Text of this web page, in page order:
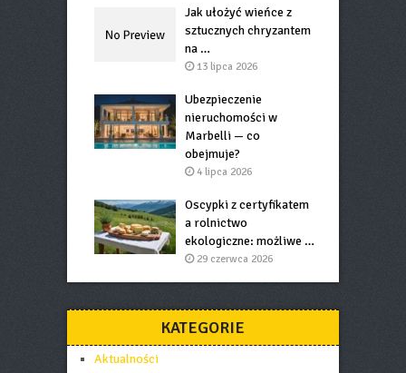
Jak ułożyć wieńce z
sztucznych chryzantem
na …
13 lipca 2026
Ubezpieczenie
nieruchomości w
Marbelli — co
obejmuje?
4 lipca 2026
Oscypki z certyfikatem
a rolnictwo
ekologiczne: możliwe …
29 czerwca 2026
KATEGORIE
Aktualności